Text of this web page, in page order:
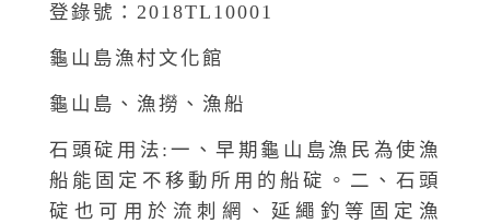
登錄號：2018TL10001
龜山島漁村文化館
龜山島、漁撈、漁船
石頭碇用法:一、早期龜山島漁民為使漁
船能固定不移動所用的船碇。二、石頭
碇也可用於流刺網、延繩釣等固定漁